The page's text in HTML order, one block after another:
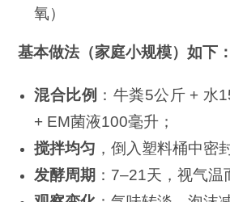
氧）
基本做法（家庭小规模）如下：
混合比例 ：牛粪5公斤 + 水
+ EM菌液100毫升；
搅拌均匀 ，倒入塑料桶中密
发酵周期 ：7–21天，视气温